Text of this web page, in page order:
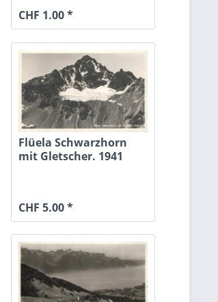
CHF 1.00 *
Flüela Schwarzhorn
mit Gletscher. 1941
CHF 5.00 *